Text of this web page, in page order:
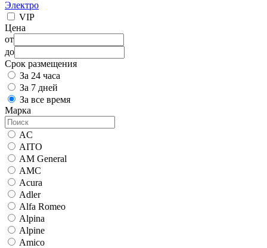
Электро
VIP
Цена
от
до
Срок размещения
За 24 часа
За 7 дней
За все время
Марка
AC
AITO
AM General
AMC
Acura
Adler
Alfa Romeo
Alpina
Alpine
Amico